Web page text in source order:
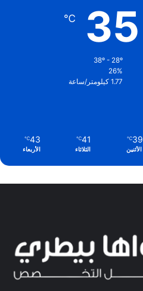
35
℃
38º - 28º
26%
1.77 كيلومتر/ساعة
39
℃
الأثنين
41
℃
الثلاثاء
43
℃
الأربعاء